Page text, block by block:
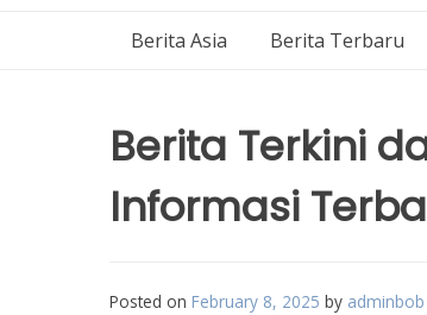
Berita Asia Berita Terbaru
Berita Terkini
Informasi
Posted on February 8, 2025 by adminbob